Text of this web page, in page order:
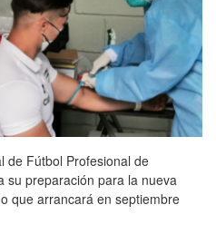
de Fútbol Profesional de
su preparación para la nueva
que arrancará en septiembre